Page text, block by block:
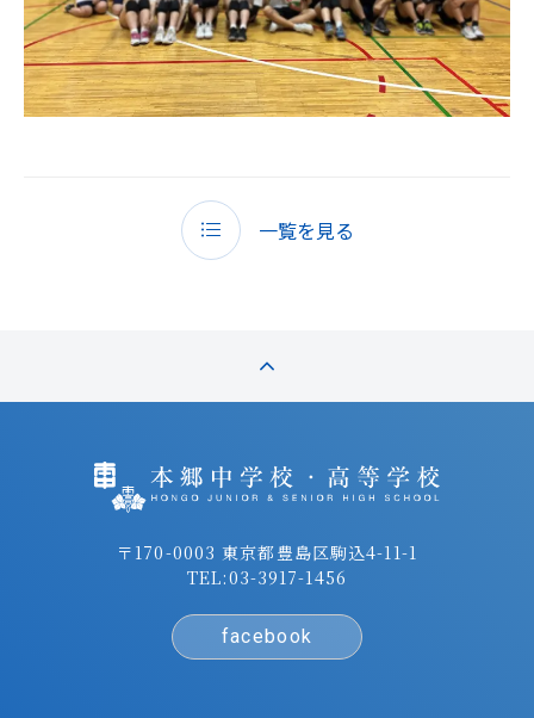
一覧を見る
〒170-0003 東京都豊島区駒込4-11-1
TEL:03-3917-1456
facebook